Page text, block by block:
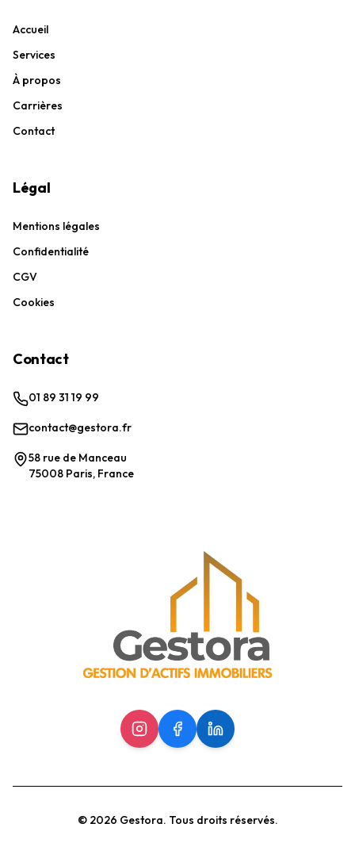
Accueil
Services
À propos
Carrières
Contact
Légal
Mentions légales
Confidentialité
CGV
Cookies
Contact
01 89 31 19 99
contact@gestora.fr
58 rue de Manceau
75008 Paris, France
© 2026 Gestora. Tous droits réservés.